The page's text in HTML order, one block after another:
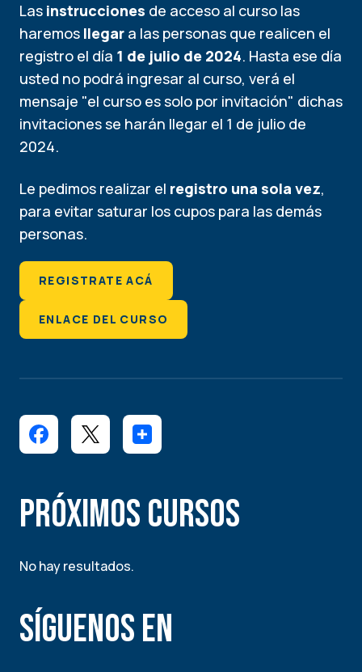
Las instrucciones de acceso al curso las
haremos llegar a las personas que realicen el
registro el día 1 de julio de 2024. Hasta ese día
usted no podrá ingresar al curso, verá el
mensaje "el curso es solo por invitación" dichas
invitaciones se harán llegar el 1 de julio de
2024.
Le pedimos realizar el registro una sola vez,
para evitar saturar los cupos para las demás
personas.
REGISTRATE ACÁ
ENLACE DEL CURSO
Próximos Cursos
No hay resultados.
Síguenos en